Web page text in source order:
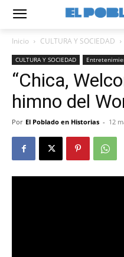
Inicio CULTURA Y SOCIEDAD
CULTURA Y SOCIEDAD
“Chica,
himno del
Por El Poblado en Historias - 12